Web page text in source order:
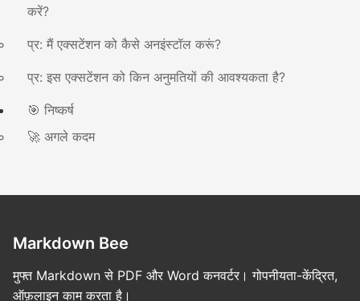
करें?
प्र: मैं एक्सटेंशन को कैसे अनइंस्टॉल करूं?
प्र: इस एक्सटेंशन को किन अनुमतियों की आवश्यकता है?
🎯 निष्कर्ष
🚀 अगले कदम
Markdown Bee
मुफ्त Markdown से PDF और Word कनवर्टर। गोपनीयता-केंद्रित,
ऑफ़लाइन काम करता है।